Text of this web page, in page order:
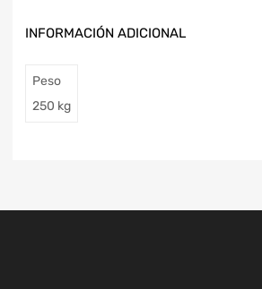
INFORMACIÓN ADICIONAL
Peso
250 kg